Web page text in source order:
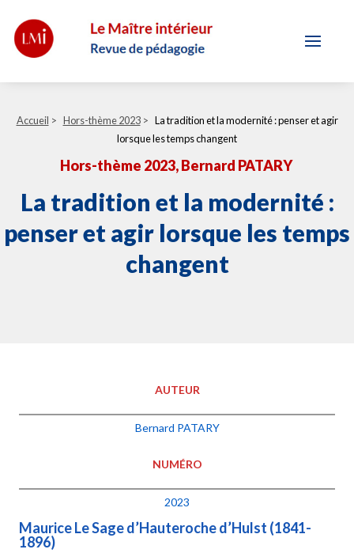
Accueil > Hors-thème 2023> La tradition et la modernité : penser et agir
lorsque les temps changent
Hors-thème 2023, Bernard PATARY
La tradition et la modernité :
penser et agir lorsque les temps
changent
AUTEUR
Bernard PATARY
NUMÉRO
2023
Maurice Le Sage d’Hauteroche d’Hulst (1841-
1896)